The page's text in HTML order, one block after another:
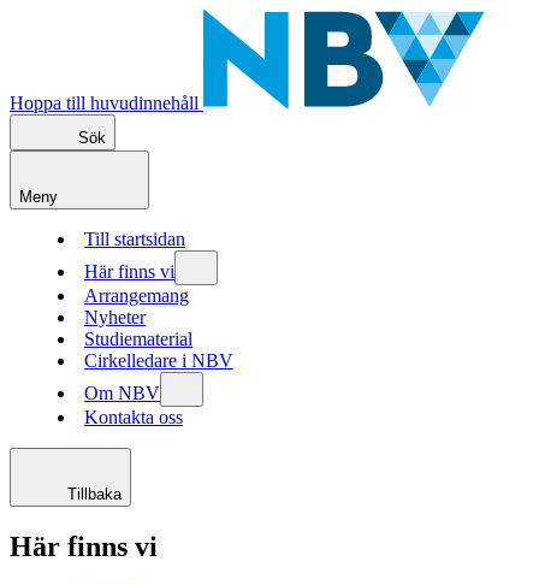
Hoppa till huvudinnehåll
Sök
Meny
Till startsidan
Här finns vi
Arrangemang
Nyheter
Studiematerial
Cirkelledare i NBV
Om NBV
Kontakta oss
Tillbaka
Här finns vi